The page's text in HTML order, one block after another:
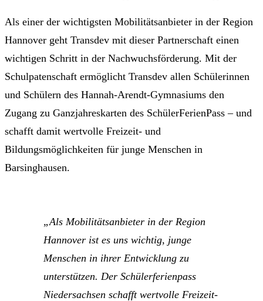
Als einer der wichtigsten Mobilitätsanbieter in der Region
Hannover geht Transdev mit dieser Partnerschaft einen
wichtigen Schritt in der Nachwuchsförderung. Mit der
Schulpatenschaft ermöglicht Transdev allen Schülerinnen
und Schülern des Hannah-Arendt-Gymnasiums den
Zugang zu Ganzjahreskarten des SchülerFerienPass – und
schafft damit wertvolle Freizeit- und
Bildungsmöglichkeiten für junge Menschen in
Barsinghausen.
„Als Mobilitätsanbieter in der Region
Hannover ist es uns wichtig, junge
Menschen in ihrer Entwicklung zu
unterstützen. Der Schülerferienpass
Niedersachsen schafft wertvolle Freizeit-